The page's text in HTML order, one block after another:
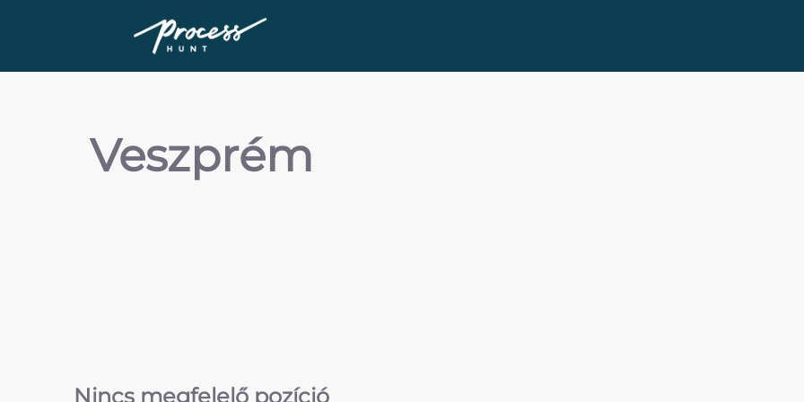
Veszprém
Nincs megfelelő pozíció